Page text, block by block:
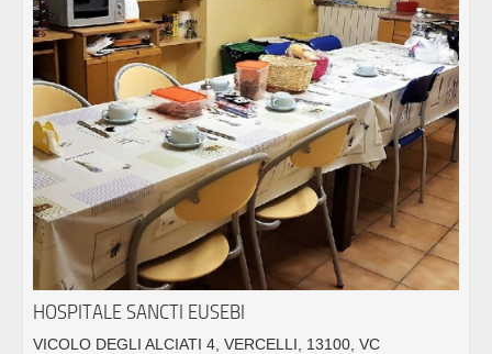
HOSPITALE SANCTI EUSEBI
VICOLO DEGLI ALCIATI 4, VERCELLI, 13100, VC